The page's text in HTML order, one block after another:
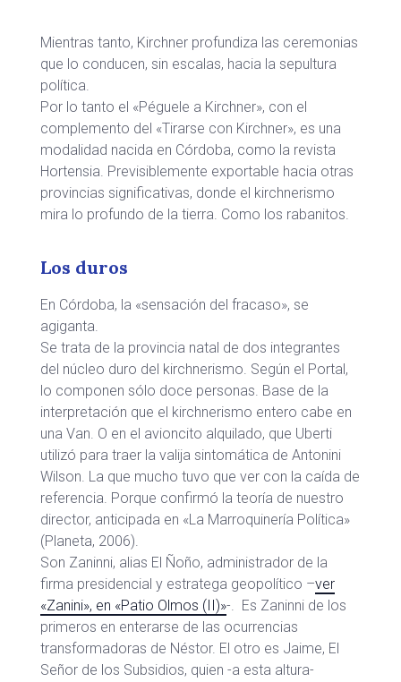
Mientras tanto, Kirchner profundiza las ceremonias
que lo conducen, sin escalas, hacia la sepultura
política.
Por lo tanto el «Péguele a Kirchner», con el
complemento del «Tirarse con Kirchner», es una
modalidad nacida en Córdoba, como la revista
Hortensia. Previsiblemente exportable hacia otras
provincias significativas, donde el kirchnerismo
mira lo profundo de la tierra. Como los rabanitos.
Los duros
En Córdoba, la «sensación del fracaso», se
agiganta.
Se trata de la provincia natal de dos integrantes
del núcleo duro del kirchnerismo. Según el Portal,
lo componen sólo doce personas. Base de la
interpretación que el kirchnerismo entero cabe en
una Van. O en el avioncito alquilado, que Uberti
utilizó para traer la valija sintomática de Antonini
Wilson. La que mucho tuvo que ver con la caída de
referencia. Porque confirmó la teoría de nuestro
director, anticipada en «La Marroquinería Política»
(Planeta, 2006).
Son Zaninni, alias El Ñoño, administrador de la
firma presidencial y estratega geopolítico –ver
«Zanini», en «Patio Olmos (II)»-. Es Zaninni de los
primeros en enterarse de las ocurrencias
transformadoras de Néstor. El otro es Jaime, El
Señor de los Subsidios, quien -a esta altura-